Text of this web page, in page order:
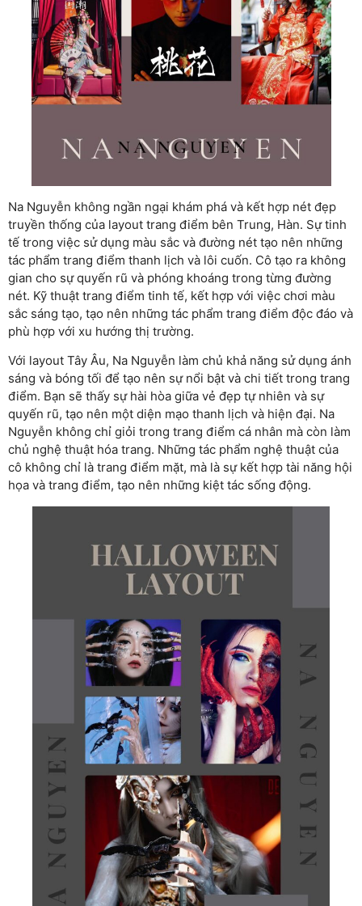
Na Nguyễn không ngần ngại khám phá và kết hợp nét đẹp
truyền thống của layout trang điểm bên Trung, Hàn. Sự tinh
tế trong việc sử dụng màu sắc và đường nét tạo nên những
tác phẩm trang điểm thanh lịch và lôi cuốn. Cô tạo ra không
gian cho sự quyến rũ và phóng khoáng trong từng đường
nét. Kỹ thuật trang điểm tinh tế, kết hợp với việc chơi màu
sắc sáng tạo, tạo nên những tác phẩm trang điểm độc đáo và
phù hợp với xu hướng thị trường.
Với layout Tây Âu, Na Nguyễn làm chủ khả năng sử dụng ánh
sáng và bóng tối để tạo nên sự nổi bật và chi tiết trong trang
điểm. Bạn sẽ thấy sự hài hòa giữa vẻ đẹp tự nhiên và sự
quyến rũ, tạo nên một diện mạo thanh lịch và hiện đại. Na
Nguyễn không chỉ giỏi trong trang điểm cá nhân mà còn làm
chủ nghệ thuật hóa trang. Những tác phẩm nghệ thuật của
cô không chỉ là trang điểm mặt, mà là sự kết hợp tài năng hội
họa và trang điểm, tạo nên những kiệt tác sống động.